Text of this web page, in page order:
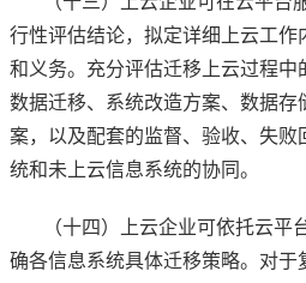
行性评估结论，拟定详细上云工
和义务。充分评估迁移上云过程中
数据迁移、系统改造方案、数据存
案，以及配套的监督、验收、失败
统和未上云信息系统的协同。
（十四）上云企业可依托云平
确各信息系统具体迁移策略。对